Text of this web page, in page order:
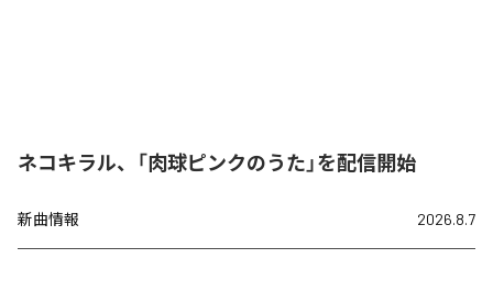
ネコキラル、「肉球ピンクのうた」を配信開始
新曲情報 2026.8.7